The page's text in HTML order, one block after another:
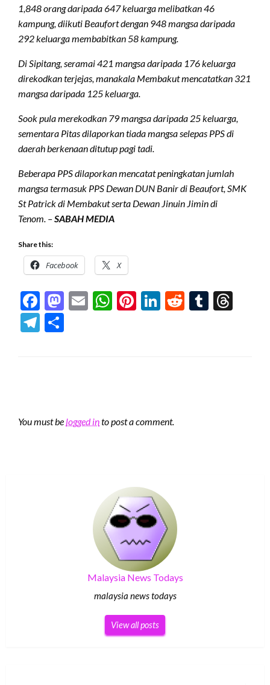
1,848 orang daripada 647 keluarga melibatkan 46
kampung, diikuti Beaufort dengan 948 mangsa daripada
292 keluarga membabitkan 58 kampung.
Di Sipitang, seramai 421 mangsa daripada 176 keluarga
direkodkan terjejas, manakala Membakut mencatatkan 321
mangsa daripada 125 keluarga.
Sook pula merekodkan 79 mangsa daripada 25 keluarga,
sementara Pitas dilaporkan tiada mangsa selepas PPS di
daerah berkenaan ditutup pagi tadi.
Beberapa PPS dilaporkan mencatat peningkatan jumlah
mangsa termasuk PPS Dewan DUN Banir di Beaufort, SMK
St Patrick di Membakut serta Dewan Jinuin Jimin di
Tenom. –SABAH MEDIA
Share this:
Facebook X
Facebook
Mastodon
EmailWhatsApp
Pinterest
LinkedIn
RedditTumblr
Telegram
You must be logged into post a comment.
Malaysia News Todays
malaysia news todays
View all posts